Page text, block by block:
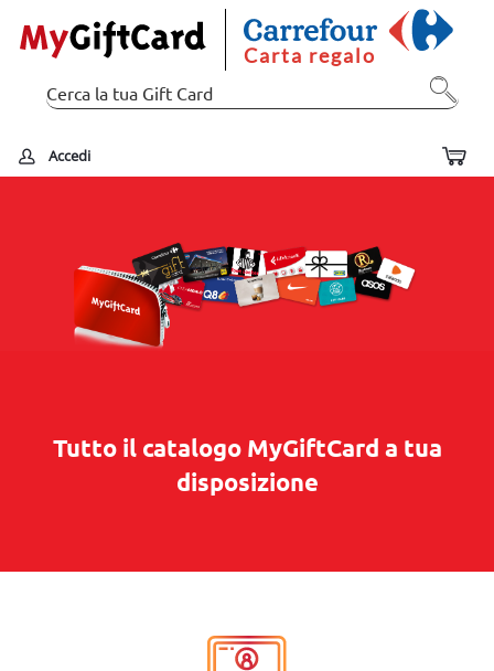
Carta regalo
Accedi
Tutto il catalogo MyGiftCard a tua
disposizione